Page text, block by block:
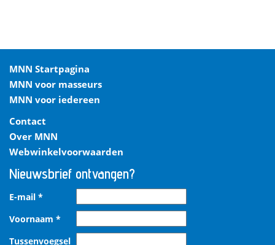
MNN Startpagina
MNN voor masseurs
MNN voor iedereen
Contact
Over MNN
Webwinkelvoorwaarden
Nieuwsbrief ontvangen?
E-mail *
Voornaam *
Tussenvoegsel